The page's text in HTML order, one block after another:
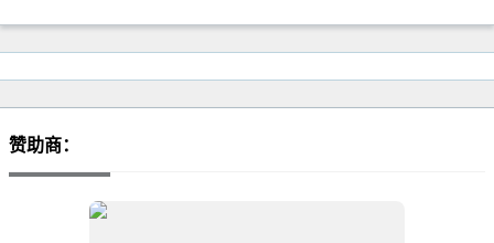
赞助商：